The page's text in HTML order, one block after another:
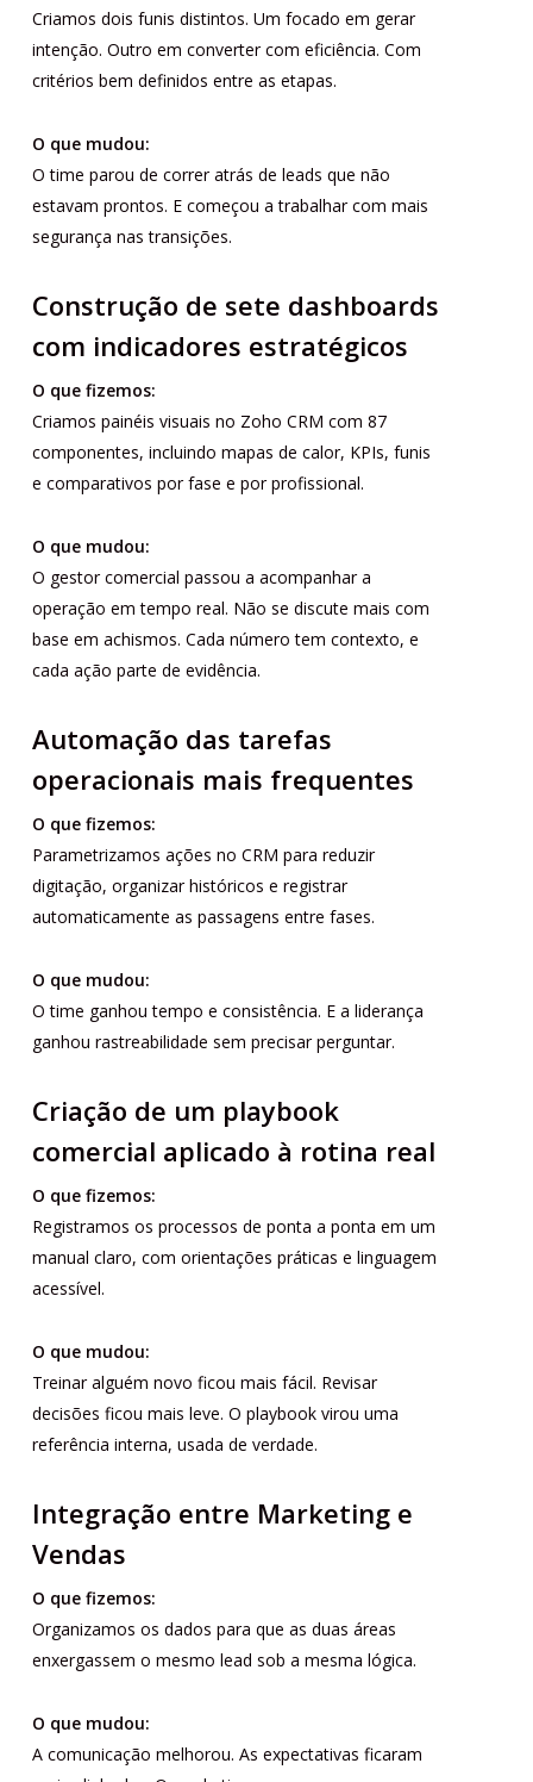
Criamos dois funis distintos. Um focado em gerar
intenção. Outro em converter com eficiência. Com
critérios bem definidos entre as etapas.
O que mudou:
O time parou de correr atrás de leads que não
estavam prontos. E começou a trabalhar com mais
segurança nas transições.
Construção de sete dashboards
com indicadores estratégicos
O que fizemos:
Criamos painéis visuais no Zoho CRM com 87
componentes, incluindo mapas de calor, KPIs, funis
e comparativos por fase e por profissional.
O que mudou:
O gestor comercial passou a acompanhar a
operação em tempo real. Não se discute mais com
base em achismos. Cada número tem contexto, e
cada ação parte de evidência.
Automação das tarefas
operacionais mais frequentes
O que fizemos:
Parametrizamos ações no CRM para reduzir
digitação, organizar históricos e registrar
automaticamente as passagens entre fases.
O que mudou:
O time ganhou tempo e consistência. E a liderança
ganhou rastreabilidade sem precisar perguntar.
Criação de um playbook
comercial aplicado à rotina real
O que fizemos:
Registramos os processos de ponta a ponta em um
manual claro, com orientações práticas e linguagem
acessível.
O que mudou:
Treinar alguém novo ficou mais fácil. Revisar
decisões ficou mais leve. O playbook virou uma
referência interna, usada de verdade.
Integração entre Marketing e
Vendas
O que fizemos:
Organizamos os dados para que as duas áreas
enxergassem o mesmo lead sob a mesma lógica.
O que mudou:
A comunicação melhorou. As expectativas ficaram